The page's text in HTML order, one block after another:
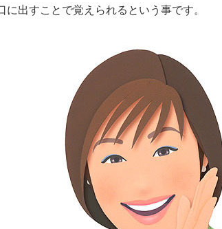
に出すことで覚えられるという事です。